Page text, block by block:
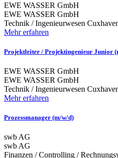
EWE WASSER GmbH
EWE WASSER GmbH
Technik / Ingenieurwesen
Mehr erfahren
Projektleiter / Projektingenieur Junior
EWE WASSER GmbH
EWE WASSER GmbH
Technik / Ingenieurwesen
Mehr erfahren
Prozessmanager (m/w/d)
swb AG
swb AG
Finanzen / Controlling /